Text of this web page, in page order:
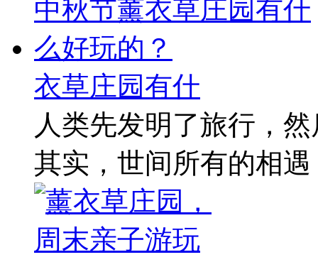
衣草庄园有什
人类先发明了旅行，
其实，世间所有的相遇